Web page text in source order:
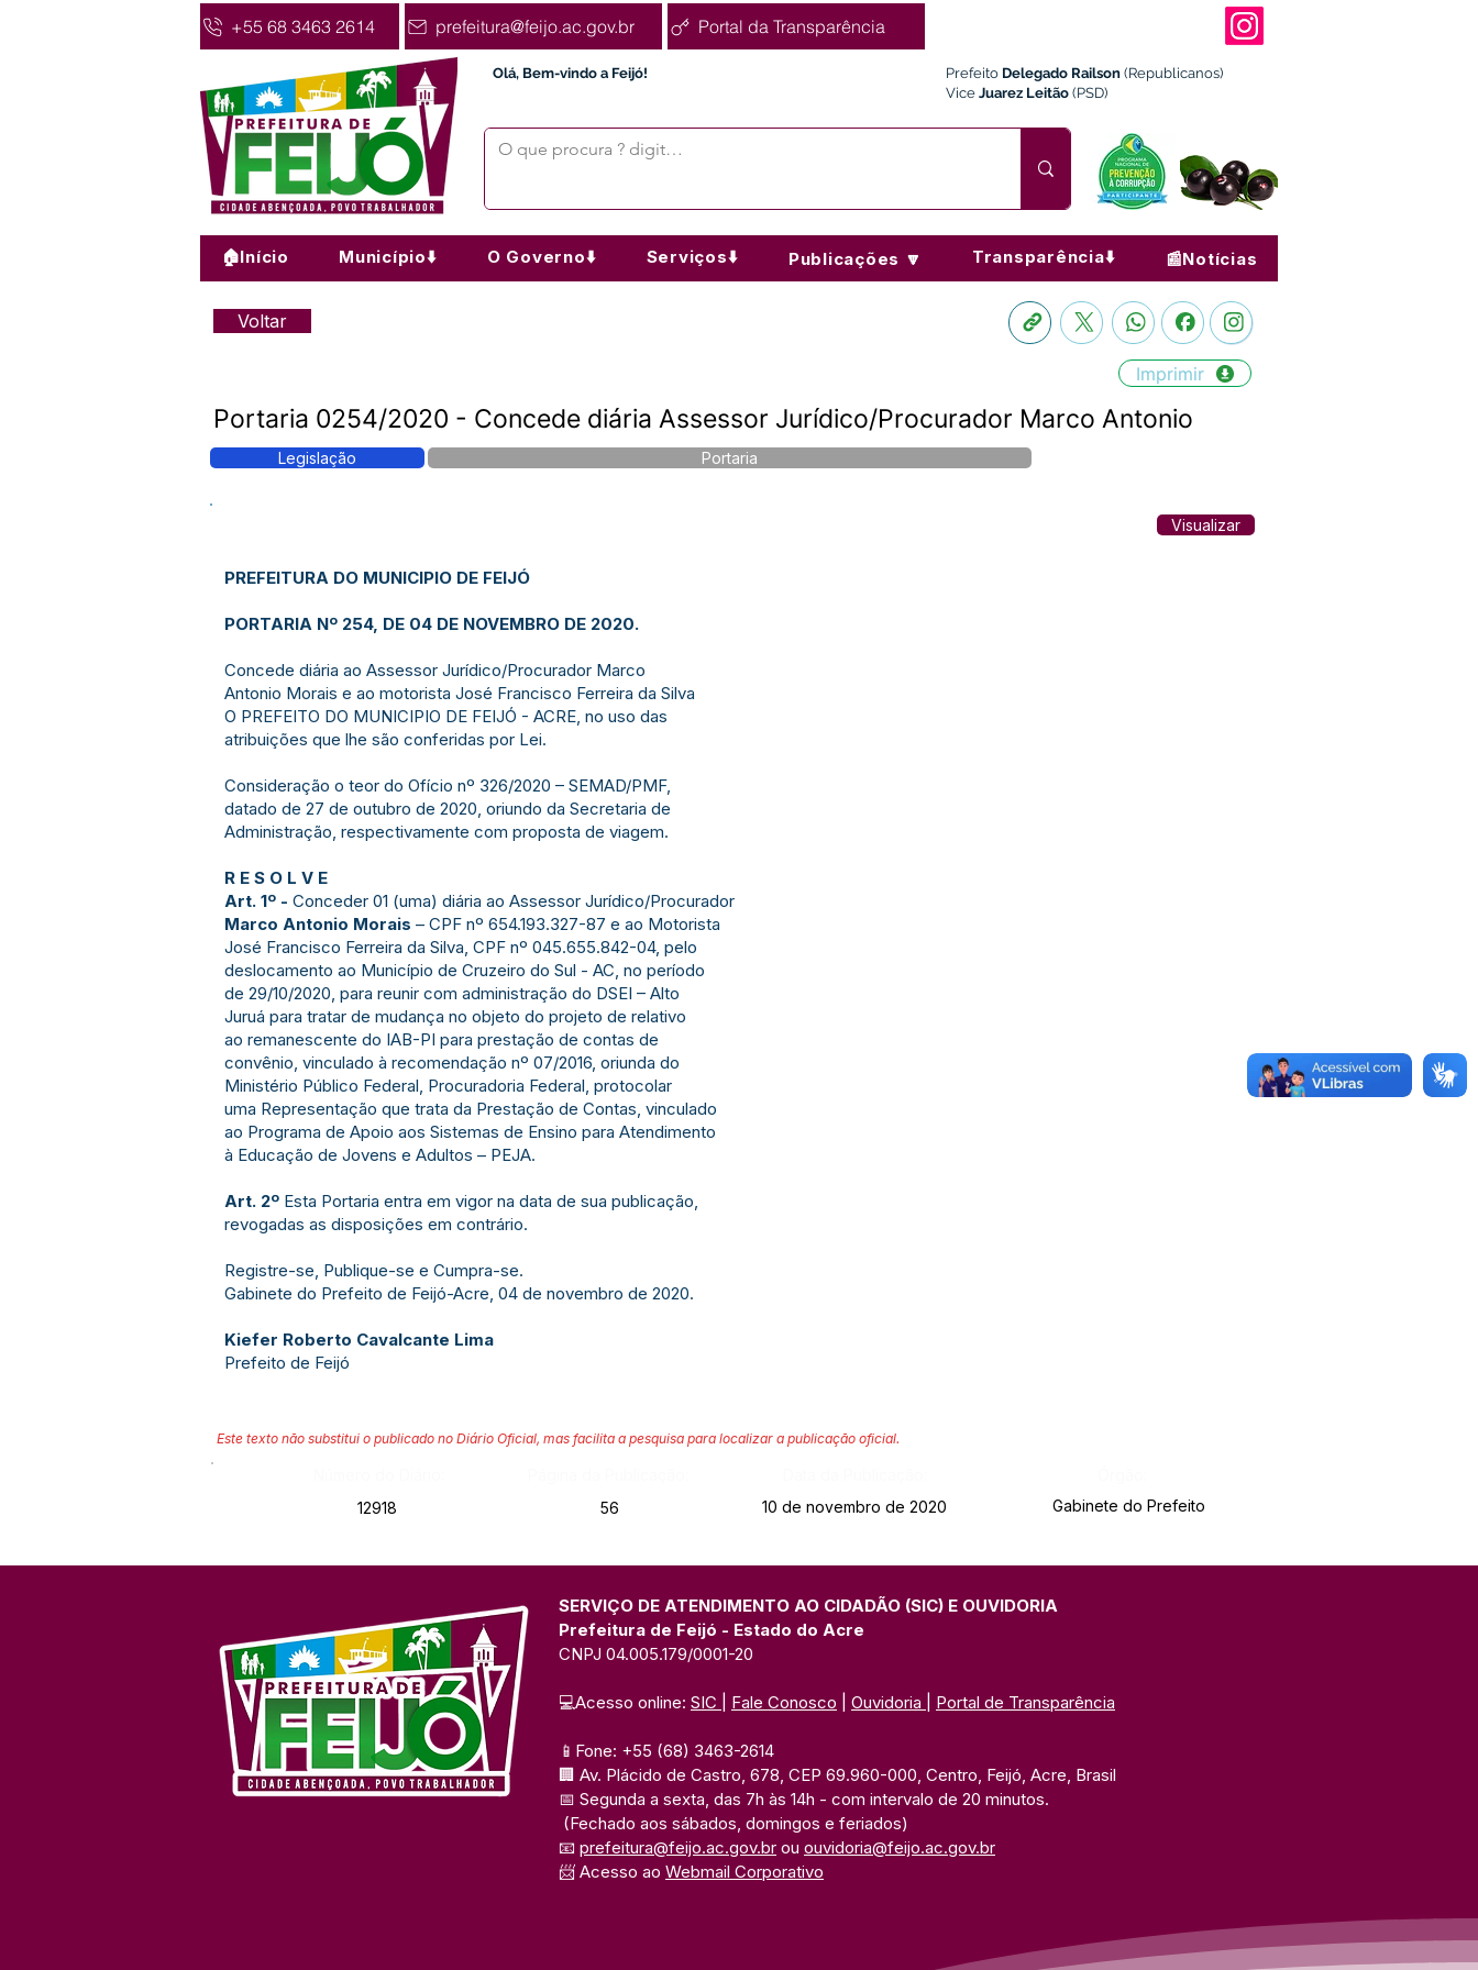
+55 68 3463 2614 prefeitura@feijo.ac.gov.br Portal da Transparência
Olá, Bem-vindo a Feijó! Prefeito Delegado Railson (Republicanos)
Vice Juarez Leitão (PSD)
🏠Início Município⬇️ O Governo⬇️ Serviços⬇️ Publicações 🔽 Transparência⬇️ 📰Notícias
Voltar
Imprimir
Portaria 0254/2020 - Concede diária Assessor Jurídico/Procurador Marco Antonio
Legislação Portaria
Visualizar
PREFEITURA DO MUNICIPIO DE FEIJÓ
PORTARIA Nº 254, DE 04 DE NOVEMBRO DE 2020.
Concede diária ao Assessor Jurídico/Procurador Marco
Antonio Morais e ao motorista José Francisco Ferreira da Silva
O PREFEITO DO MUNICIPIO DE FEIJÓ - ACRE, no uso das
atribuições que lhe são conferidas por Lei.
Consideração o teor do Ofício nº 326/2020 – SEMAD/PMF,
datado de 27 de outubro de 2020, oriundo da Secretaria de
Administração, respectivamente com proposta de viagem.
R E S O L V E
Art. 1º - Conceder 01 (uma) diária ao Assessor Jurídico/Procurador
Marco Antonio Morais – CPF nº 654.193.327-87 e ao Motorista
José Francisco Ferreira da Silva, CPF nº 045.655.842-04, pelo
deslocamento ao Município de Cruzeiro do Sul - AC, no período
de 29/10/2020, para reunir com administração do DSEI – Alto
Juruá para tratar de mudança no objeto do projeto de relativo
ao remanescente do IAB-PI para prestação de contas de
convênio, vinculado à recomendação nº 07/2016, oriunda do
Ministério Público Federal, Procuradoria Federal, protocolar
uma Representação que trata da Prestação de Contas, vinculado
ao Programa de Apoio aos Sistemas de Ensino para Atendimento
à Educação de Jovens e Adultos – PEJA.
Art. 2º Esta Portaria entra em vigor na data de sua publicação,
revogadas as disposições em contrário.
Registre-se, Publique-se e Cumpra-se.
Gabinete do Prefeito de Feijó-Acre, 04 de novembro de 2020.
Kiefer Roberto Cavalcante Lima
Prefeito de Feijó
Este texto não substitui o publicado no Diário Oficial, mas facilita a pesquisa para localizar a publicação oficial.
12918
56 10 de novembro de 2020 Gabinete do Prefeito
SERVIÇO DE ATENDIMENTO AO CIDADÃO (SIC) E OUVIDORIA
Prefeitura de Feijó - Estado do Acre
CNPJ 04.005.179/0001-20
💻Acesso online: SIC Fale Conosco Ouvidoria Portal de Transparência
📱Fone: +55 (68) 3463-2614
🏢 Av. Plácido de Castro, 678, CEP 69.960-000, Centro, Feijó, Acre, Brasil
📅 Segunda a sexta, das 7h às 14h - com intervalo de 20 minutos.
(Fechado aos sábados, domingos e feriados)
📧 prefeitura@feijo.ac.gov.br ou ouvidoria@feijo.ac.gov.br
📨 Acesso ao Webmail Corporativo